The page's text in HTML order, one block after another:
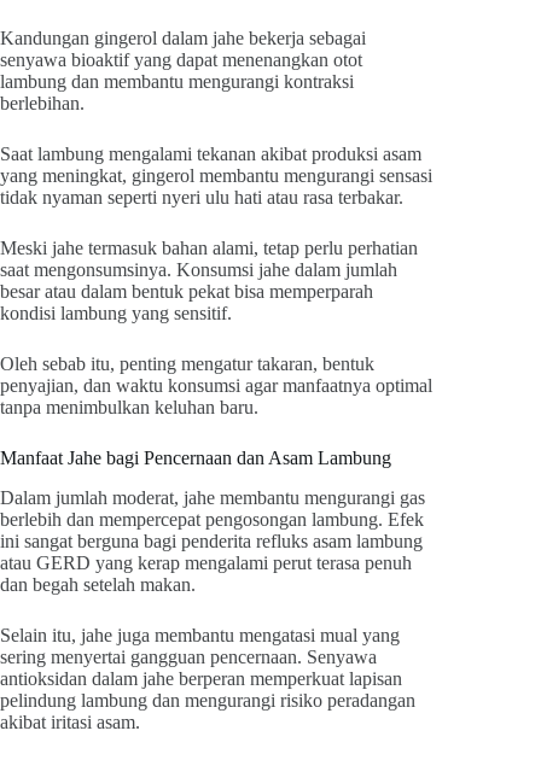
Kandungan gingerol dalam jahe bekerja sebagai
senyawa bioaktif yang dapat menenangkan otot
lambung dan membantu mengurangi kontraksi
berlebihan.
Saat lambung mengalami tekanan akibat produksi asam
yang meningkat, gingerol membantu mengurangi sensasi
tidak nyaman seperti nyeri ulu hati atau rasa terbakar.
Meski jahe termasuk bahan alami, tetap perlu perhatian
saat mengonsumsinya. Konsumsi jahe dalam jumlah
besar atau dalam bentuk pekat bisa memperparah
kondisi lambung yang sensitif.
Oleh sebab itu, penting mengatur takaran, bentuk
penyajian, dan waktu konsumsi agar manfaatnya optimal
tanpa menimbulkan keluhan baru.
Manfaat Jahe bagi Pencernaan dan Asam Lambung
Dalam jumlah moderat, jahe membantu mengurangi gas
berlebih dan mempercepat pengosongan lambung. Efek
ini sangat berguna bagi penderita refluks asam lambung
atau GERD yang kerap mengalami perut terasa penuh
dan begah setelah makan.
Selain itu, jahe juga membantu mengatasi mual yang
sering menyertai gangguan pencernaan. Senyawa
antioksidan dalam jahe berperan memperkuat lapisan
pelindung lambung dan mengurangi risiko peradangan
akibat iritasi asam.